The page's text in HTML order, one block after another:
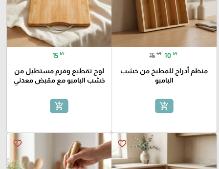
15 ₪ 10 ₪
منظم أدراج للمطبخ من خشب
البامبو
add_shopping_cart
15 ₪
لوح تقطيع وفرم مستطيل من
خشب البامبو مع مقبض معدني
add_shopping_cart
favorite_border
favorite_border